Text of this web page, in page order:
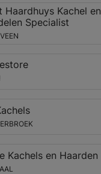
Haardhuys Kachel en
Specialist
Kachels en Haarden